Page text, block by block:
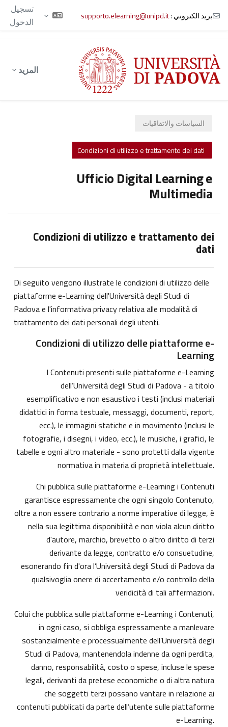
بريد الكتروني :supporto.elearning@unipd.it
تسجيل
الدخول
المزيد
السياسات والاتفاقيات
Condizioni di utilizzo e trattamento dei dati
Ufficio Digital Learning e
Multimedia
Condizioni di utilizzo e trattamento dei
dati
Di seguito vengono illustrate le condizioni di utilizzo delle
piattaforme e-Learning dell'Università degli Studi di
Padova e l'informativa privacy relativa alle modalità di
trattamento dei dati personali degli utenti.
Condizioni di utilizzo delle piattaforme e-
Learning
I Contenuti presenti sulle piattaforme e-Learning
dell’Università degli Studi di Padova - a titolo
esemplificativo e non esaustivo i testi (inclusi materiali
didattici in forma testuale, messaggi, documenti, report,
ecc.), le immagini statiche e in movimento (inclusi le
fotografie, i disegni, i video, ecc.), le musiche, i grafici, le
tabelle e ogni altro materiale - sono protetti dalla vigente
normativa in materia di proprietà intellettuale.
Chi pubblica sulle piattaforme e-Learning i Contenuti
garantisce espressamente che ogni singolo Contenuto,
oltre a non essere contrario a norme imperative di legge, è
nella sua legittima disponibilità e non viola alcun diritto
d'autore, marchio, brevetto o altro diritto di terzi
derivante da legge, contratto e/o consuetudine,
esonerando fin d'ora l’Università degli Studi di Padova da
qualsivoglia onere di accertamento e/o controllo della
veridicità di tali affermazioni.
Colui che pubblica sulle piattaforme e-Learning i Contenuti,
in ogni caso, si obbliga espressamente a manlevare
sostanzialmente e processualmente dell’Università degli
Studi di Padova, mantenendola indenne da ogni perdita,
danno, responsabilità, costo o spese, incluse le spese
legali, derivanti da pretese economiche o di altra natura
che soggetti terzi possano vantare in relazione ai
contenuti pubblicati da parte dell’utente sulle piattaforme
e-Learning.